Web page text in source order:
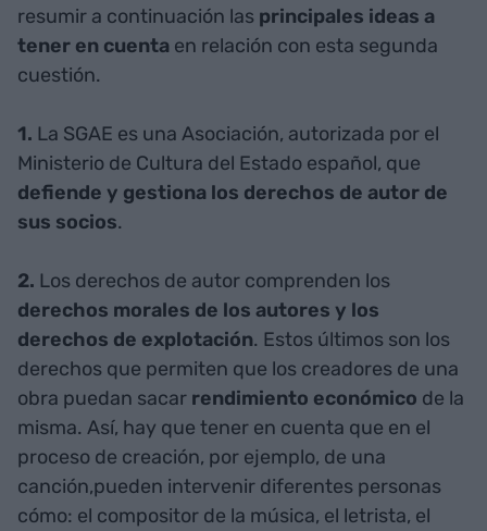
resumir a continuación las principales ideas a
tener en cuenta en relación con esta segunda
cuestión.
1. La SGAE es una Asociación, autorizada por el
Ministerio de Cultura del Estado español, que
defiende y gestiona los derechos de autor de
sus socios.
2. Los derechos de autor comprenden los
derechos morales de los autores y los
derechos de explotación. Estos últimos son los
derechos que permiten que los creadores de una
obra puedan sacar rendimiento económico de la
misma. Así, hay que tener en cuenta que en el
proceso de creación, por ejemplo, de una
canción,pueden intervenir diferentes personas
cómo: el compositor de la música, el letrista, el